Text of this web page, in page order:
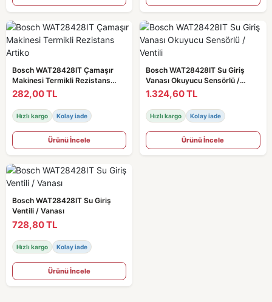
Bosch WAT28428IT Çamaşır
Makinesi Termikli Rezistans
Artiko
282,00 TL
Hızlı kargo Kolay iade
Ürünü İncele
Bosch WAT28428IT Su Giriş
Vanası Okuyucu Sensörlü /
Ventili
1.324,60 TL
Hızlı kargo Kolay iade
Ürünü İncele
Bosch WAT28428IT Su Giriş
Ventili / Vanası
728,80 TL
Hızlı kargo Kolay iade
Ürünü İncele